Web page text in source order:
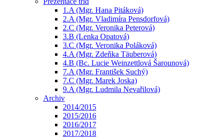
1.A (Mgr. Hana Pitáková)
2.A (Mgr. Vladimíra Pensdorfová)
2.C (Mgr. Veronika Peterová)
3.B (Lenka Opatová)
3.C (Mgr. Veronika Poláková)
4.A (Mgr. Zdeňka Täuberová)
4.B (Bc. Lucie Weinzettlová Šarounová)
7.A (Mgr. František Suchý)
7.C (Mgr. Marek Joska)
9.A (Mgr. Ludmila Nevařilová)
Archiv
2014/2015
2015/2016
2016/2017
2017/2018